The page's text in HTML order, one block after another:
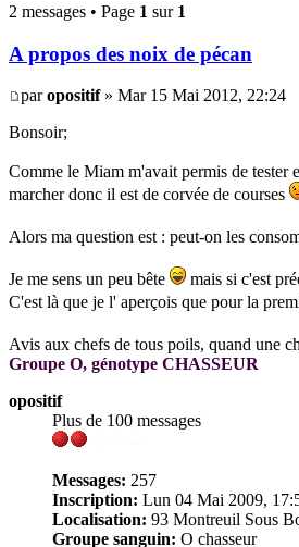
2 messages • Page 1 sur 1
A propos des noix de pécan
paropositif» Mar 15 Mai 2012, 22:24
Bonsoir;
Comme le Miam m'avait permis de tester
marcher donc il est de corvée de courses
Alors ma question est : peut-on les
Je me sens un peu bête
mais si c'est
C'est là que je l' aperçois que pour la
Avis aux chefs de tous poils, quand une
Groupe O, génotype CHASSEUR
opositif
Plus de 100 messages
Messages: 257
Inscription: Lun 04 Mai 2009,
Localisation: 93 Montreuil Sous
Groupe sanguin: O chasseur